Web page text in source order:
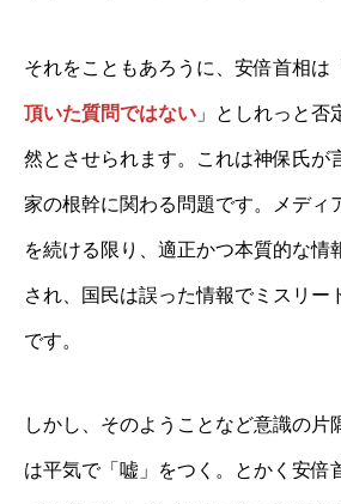
それをこともあろうに、安倍首相は「
頂いた質問ではない 」としれっと否
然とさせられます。これは神保氏が
家の根幹に関わる問題です。メディ
を続ける限り、適正かつ本質的な情
され、国民は誤った情報でミスリー
です。
しかし、そのようことなど意識の片
は平気で「嘘」をつく。とかく安倍